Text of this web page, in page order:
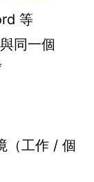
等
同一個
（工作 / 個